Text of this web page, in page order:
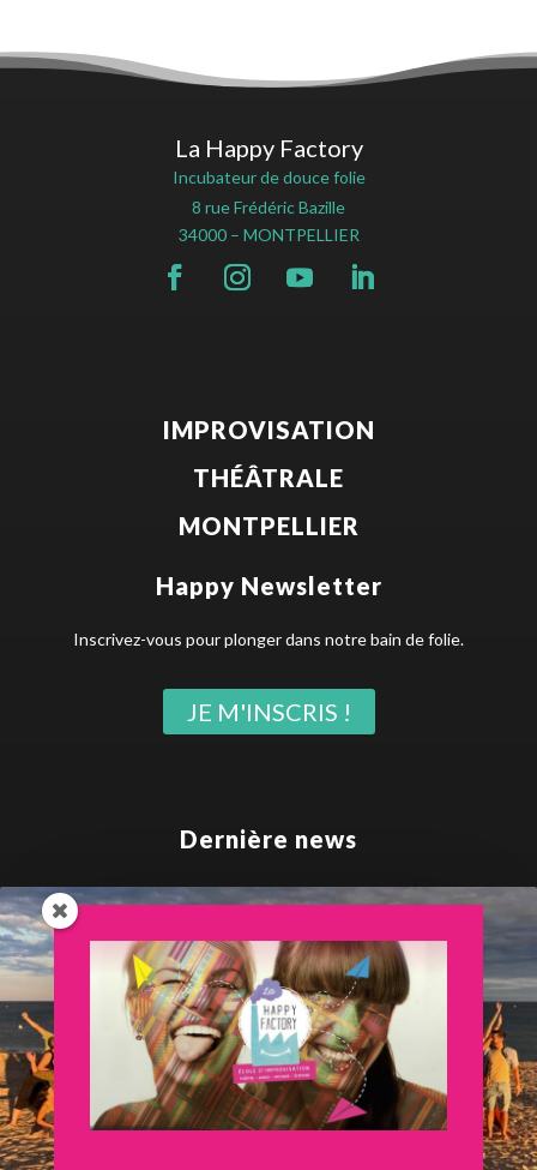
La Happy Factory
Incubateur de douce folie
8 rue Frédéric Bazille
34000 – MONTPELLIER
IMPROVISATION
THÉÂTRALE
MONTPELLIER
Happy Newsletter
Inscrivez-vous pour plonger dans notre bain de folie.
JE M'INSCRIS !
Dernière news